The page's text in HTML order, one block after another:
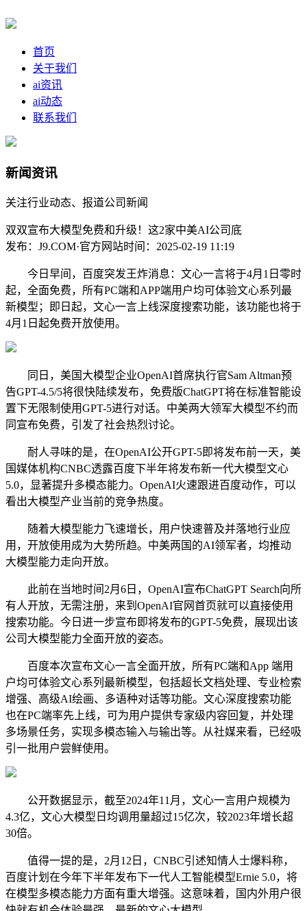
首页
关于我们
ai资讯
ai动态
联系我们
新闻资讯
关注行业动态、报道公司新闻
双双宣布大模型免费和升级！这2家中美AI公司底
发布：J9.COM·官方网站时间：2025-02-19 11:19
今日早间，百度突发王炸消息：文心一言将于4月1日零时
起，全面免费，所有PC端和APP端用户均可体验文心系列最
新模型；即日起，文心一言上线深度搜索功能，该功能也将于
4月1日起免费开放使用。
同日，美国大模型企业OpenAI首席执行官Sam Altman预
告GPT-4.5/5将很快陆续发布，免费版ChatGPT将在标准智能设
置下无限制使用GPT-5进行对话。中美两大领军大模型不约而
同宣布免费，引发了社会热烈讨论。
耐人寻味的是，在OpenAI公开GPT-5即将发布前一天，美
国媒体机构CNBC透露百度下半年将发布新一代大模型文心
5.0，显著提升多模态能力。OpenAI火速跟进百度动作，可以
看出大模型产业当前的竞争热度。
随着大模型能力飞速增长，用户快速普及并落地行业应
用，开放使用成为大势所趋。中美两国的AI领军者，均推动
大模型能力走向开放。
此前在当地时间2月6日，OpenAI宣布ChatGPT Search向所
有人开放，无需注册，来到OpenAI官网首页就可以直接使用
搜索功能。今日进一步宣布即将发布的GPT-5免费，展现出该
公司大模型能力全面开放的姿态。
百度本次宣布文心一言全面开放，所有PC端和App 端用
户均可体验文心系列最新模型，包括超长文档处理、专业检索
增强、高级AI绘画、多语种对话等功能。文心深度搜索功能
也在PC端率先上线，可为用户提供专家级内容回复，并处理
多场景任务，实现多模态输入与输出等。从社媒来看，已经吸
引一批用户尝鲜使用。
公开数据显示，截至2024年11月，文心一言用户规模为
4.3亿，文心大模型日均调用量超过15亿次，较2023年增长超
30倍。
值得一提的是，2月12日，CNBC引述知情人士爆料称，
百度计划在今年下半年发布下一代人工智能模型Ernie 5.0，将
在模型多模态能力方面有重大增强。这意味着，国内外用户很